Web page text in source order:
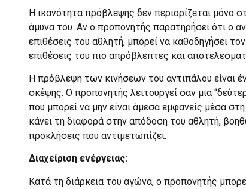
Η ικανότητα πρόβλεψης δεν περιορίζεται μόνο
άμυνα του. Αν ο προπονητής παρατηρήσει ότι ο
επιθέσεις του αθλητή, μπορεί να καθοδηγήσει
επιθέσεις του πιο απρόβλεπτες και
Η πρόβλεψη των κινήσεων του αντιπάλου είναι
σκέψης. Ο προπονητής λειτουργεί σαν μια
που μπορεί να μην είναι άμεσα εμφανείς μέσα
κάνει τη διαφορά στην απόδοση του αθλητή,
προκλήσεις που αντιμετωπίζει.
Διαχείριση ενέργειας:
Κατά τη διάρκεια του αγώνα, ο προπονητής